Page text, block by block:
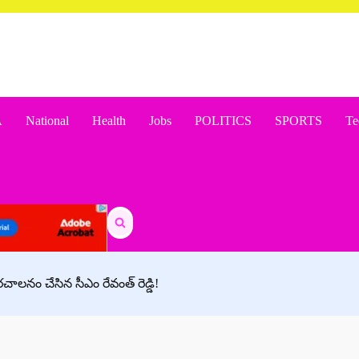
National Health Jobs POLITICS SPORTS
Search
for:
చేసిన సీఎం రేవంత్ రెడ్డి!